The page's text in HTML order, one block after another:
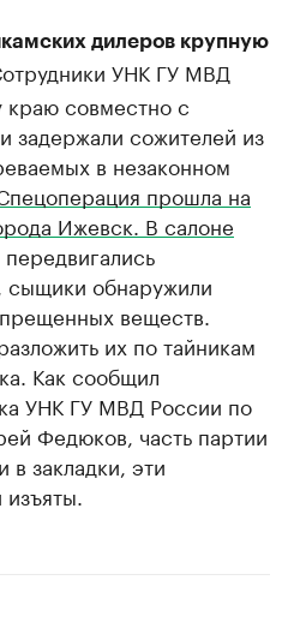
дилеров крупную
УНК ГУ МВД
совместно с
задержали сожителей из
в незаконном
прошла на
Ижевск. В салоне
сыщики обнаружили
веществ.
их по тайникам
Как сообщил
УНК ГУ МВД России по
Федюков, часть партии
закладки, эти